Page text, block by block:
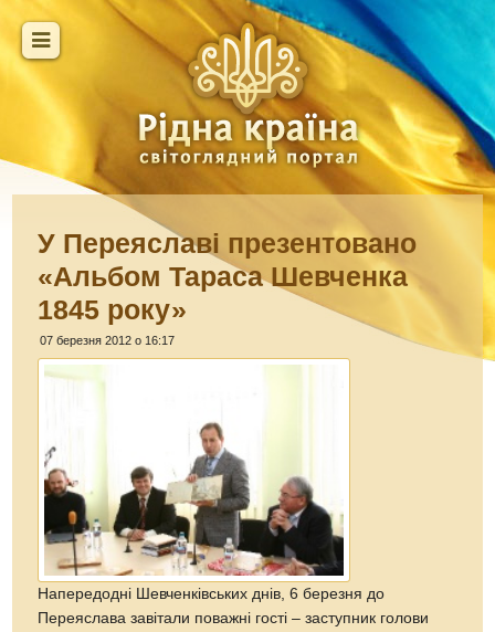
У Переяславі презентовано
«Альбом Тараса Шевченка
1845 року»
07 березня 2012 о 16:17
Напередодні Шевченківських днів, 6 березня до
Переяслава завітали поважні гості – заступник голови